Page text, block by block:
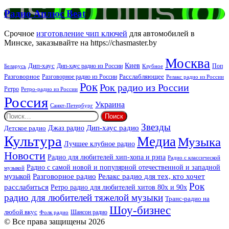
Радио
Аплюс
Beat
Радио Аплюс Beat
Срочное изготовление чип ключей для автомобилей в
Минске, заказывайте на https://chasmaster.by
Беларусь Дип-хаус Дип-хаус радио из России Киев Клубное Москва Поп
Разговорное Разговорное радио из России Расслабляющее Релакс радио из России
Ретро Ретро-радио из России РокРок радио из России
Россия Санкт-Петербург Украина
Найти:
Детское радио Джаз радио Дип-хаус радио Звезды
Культура Лучшее клубное радио МедиаМузыка
Новости Радио для любителей хип-хопа и рэпа Радио с классической
музыкой Радио с самой новой и популярной отечественной и западной
музыкой Разговорное радио Релакс радио для тех, кто хочет
расслабиться Ретро радио для любителей хитов 80х и 90х Рок
радио для любителей тяжелой музыки Транс-радио на
любой вкус Фолк радио Шансон радио Шоу-бизнес
© Все права защищены 2026